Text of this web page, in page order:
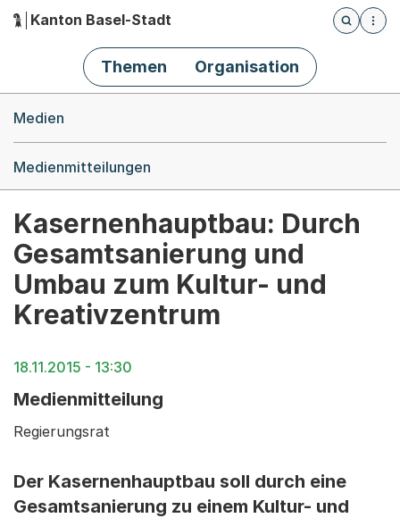
Hauptnavigation
Kanton Basel-Stadt
Öffnet
Themen Organisation
Medien
Medienmitteilungen
Kasernenhauptbau: Durch
Gesamtsanierung und
Umbau zum Kultur- und
Kreativzentrum
18.11.2015 - 13:30
Medienmitteilung
Regierungsrat
Der Kasernenhauptbau soll durch eine
Gesamtsanierung zu einem Kultur- und